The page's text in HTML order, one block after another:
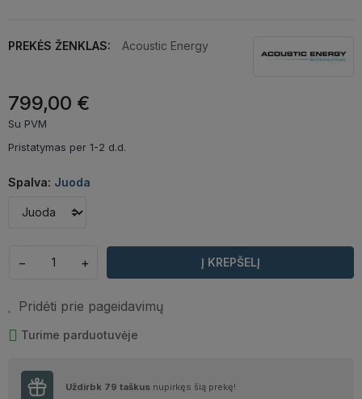
PREKĖS ŽENKLAS: Acoustic Energy
799,00 €
Su PVM
Pristatymas per 1-2 d.d.
Spalva: Juoda
− + Į KREPŠELĮ
Pridėti prie pageidavimų
Turime parduotuvėje
Uždirbk 79 taškus nupirkęs šią prekę!